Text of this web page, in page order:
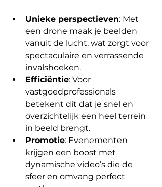
Unieke perspectieven: Met
een drone maak je beelden
vanuit de lucht, wat zorgt voor
spectaculaire en verrassende
invalshoeken.
Efficiëntie: Voor
vastgoedprofessionals
betekent dit dat je snel en
overzichtelijk een heel terrein
in beeld brengt.
Promotie: Evenementen
krijgen een boost met
dynamische video’s die de
sfeer en omvang perfect